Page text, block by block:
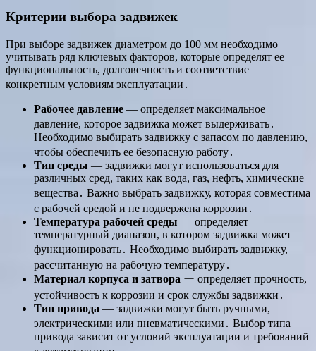
Критерии выбора задвижек
При выборе задвижек диаметром до 100 мм необходимо
учитывать ряд ключевых факторов, которые определят ее
функциональность, долговечность и соответствие
конкретным условиям эксплуатации․
Рабочее давление — определяет максимальное
давление, которое задвижка может выдерживать․
Необходимо выбирать задвижку с запасом по давлению,
чтобы обеспечить ее безопасную работу․
Тип среды — задвижки могут использоваться для
различных сред, таких как вода, газ, нефть, химические
вещества․ Важно выбрать задвижку, которая совместима
с рабочей средой и не подвержена коррозии․
Температура рабочей среды — определяет
температурный диапазон, в котором задвижка может
функционировать․ Необходимо выбирать задвижку,
рассчитанную на рабочую температуру․
Материал корпуса и затвора ー определяет прочность,
устойчивость к коррозии и срок службы задвижки․
Тип привода — задвижки могут быть ручными,
электрическими или пневматическими․ Выбор типа
привода зависит от условий эксплуатации и требований